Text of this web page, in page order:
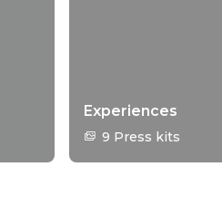
Experiences
9 Press kits